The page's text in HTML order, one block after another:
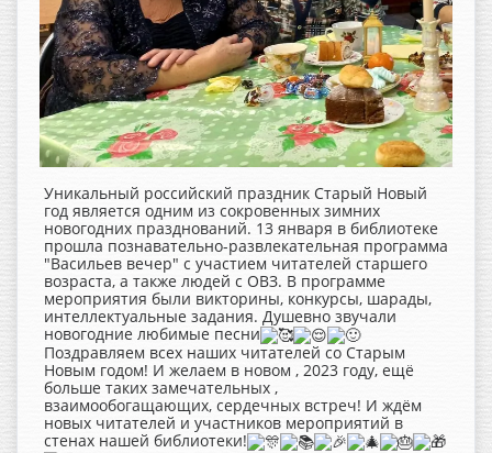
Уникальный российский праздник Старый Новый
год является одним из сокровенных зимних
новогодних празднований. 13 января в библиотеке
прошла познавательно-развлекательная программа
"Васильев вечер" с участием читателей старшего
возраста, а также людей с ОВЗ. В программе
мероприятия были викторины, конкурсы, шарады,
интеллектуальные задания. Душевно звучали
новогодние любимые песни
Поздравляем всех наших читателей со Старым
Новым годом! И желаем в новом , 2023 году, ещё
больше таких замечательных ,
взаимообогащающих, сердечных встреч! И ждём
новых читателей и участников мероприятий в
стенах нашей библиотеки!